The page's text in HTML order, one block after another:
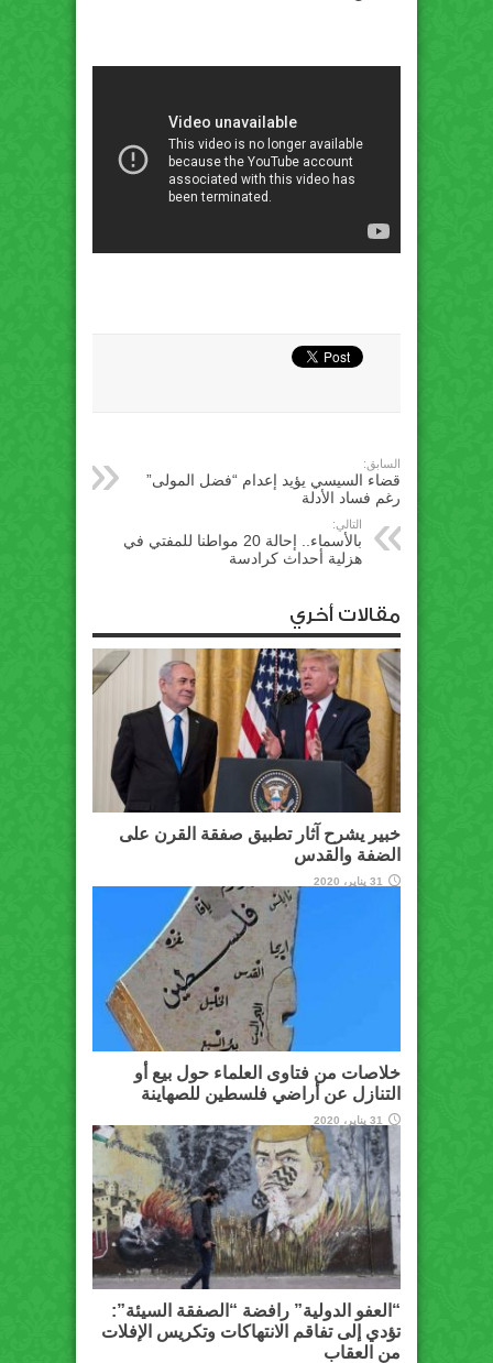
السابق:
قضاء السيسي يؤيد إعدام “فضل المولى”
رغم فساد الأدلة
التالي:
بالأسماء.. إحالة 20 مواطنا للمفتي في
هزلية أحداث كرادسة
مقالات أخري
خبير يشرح آثار تطبيق صفقة القرن على
الضفة والقدس
31 يناير، 2020
خلاصات من فتاوى العلماء حول بيع أو
التنازل عن أراضي فلسطين للصهاينة
31 يناير، 2020
“العفو الدولية” رافضة “الصفقة السيئة”:
تؤدي إلى تفاقم الانتهاكات وتكريس الإفلات
من العقاب